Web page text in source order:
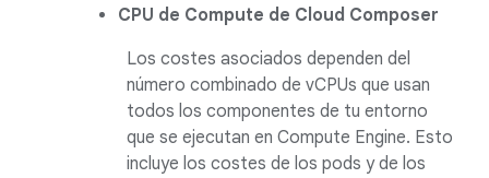
CPU de Compute de Cloud Composer
Los costes asociados dependen del
número combinado de vCPUs que usan
todos los componentes de tu entorno
que se ejecutan en Compute Engine. Esto
incluye los costes de los pods y de los